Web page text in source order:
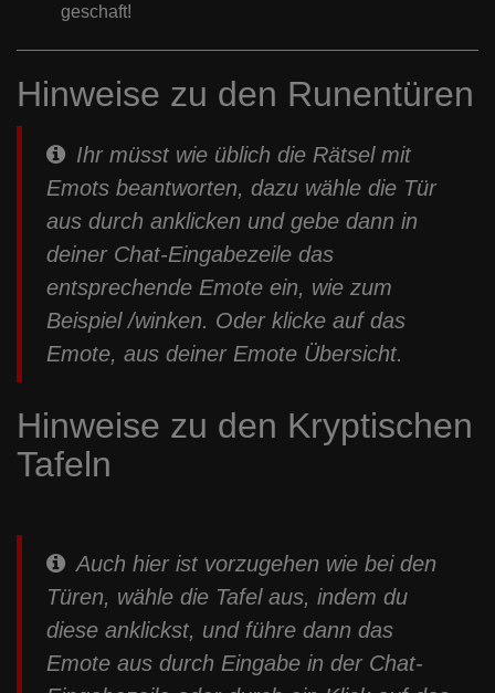
geschaft!
Hinweise zu den Runentüren
Ihr müsst wie üblich die Rätsel mit
Emots beantworten, dazu wähle die Tür
aus durch anklicken und gebe dann in
deiner Chat-Eingabezeile das
entsprechende Emote ein, wie zum
Beispiel /winken. Oder klicke auf das
Emote, aus deiner Emote Übersicht.
Hinweise zu den Kryptischen
Tafeln
Auch hier ist vorzugehen wie bei den
Türen, wähle die Tafel aus, indem du
diese anklickst, und führe dann das
Emote aus durch Eingabe in der Chat-